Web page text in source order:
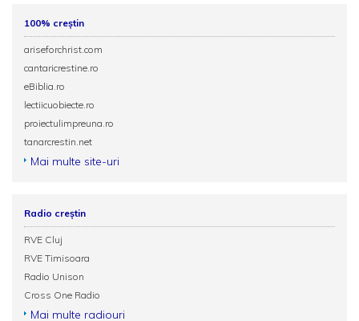
100% creștin
ariseforchrist.com
cantaricrestine.ro
eBiblia.ro
lectiicuobiecte.ro
proiectulimpreuna.ro
tanarcrestin.net
Mai multe site-uri
Radio creștin
RVE Cluj
RVE Timisoara
Radio Unison
Cross One Radio
Mai multe radiouri